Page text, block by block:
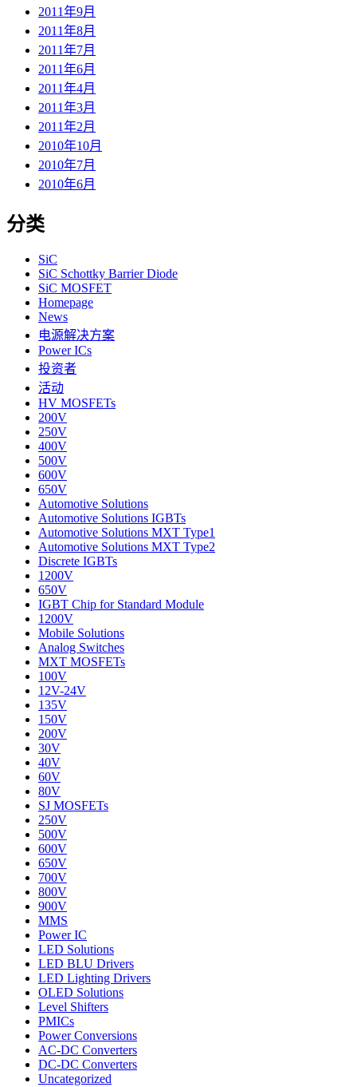
2011年9月
2011年8月
2011年7月
2011年6月
2011年4月
2011年3月
2011年2月
2010年10月
2010年7月
2010年6月
分类
SiC
SiC Schottky Barrier Diode
SiC MOSFET
Homepage
News
电源解决方案
Power ICs
投资者
活动
HV MOSFETs
200V
250V
400V
500V
600V
650V
Automotive Solutions
Automotive Solutions IGBTs
Automotive Solutions MXT Type1
Automotive Solutions MXT Type2
Discrete IGBTs
1200V
650V
IGBT Chip for Standard Module
1200V
Mobile Solutions
Analog Switches
MXT MOSFETs
100V
12V-24V
135V
150V
200V
30V
40V
60V
80V
SJ MOSFETs
250V
500V
600V
650V
700V
800V
900V
MMS
Power IC
LED Solutions
LED BLU Drivers
LED Lighting Drivers
OLED Solutions
Level Shifters
PMICs
Power Conversions
AC-DC Converters
DC-DC Converters
Uncategorized